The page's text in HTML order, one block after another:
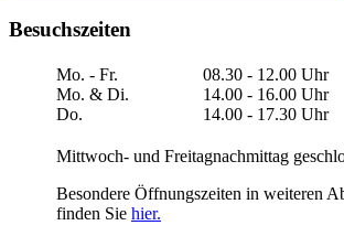
Besuchszeiten
Mo. - Fr.
Mo. & Di.
Do.
08.30 - 12.00 Uhr
14.00 - 16.00 Uhr
14.00 - 17.30 Uhr
Mittwoch- und Freitagnachmittag
Besondere Öffnungszeiten in weiteren
finden Sie hier.